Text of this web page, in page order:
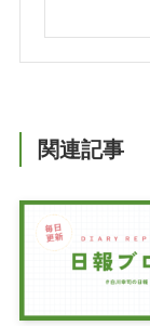
関連記事